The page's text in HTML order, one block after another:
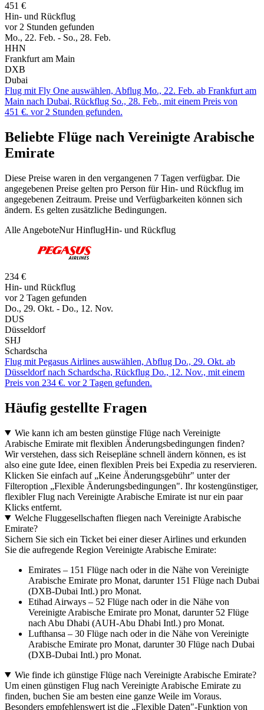
451 €
Hin- und Rückflug
vor 2 Stunden gefunden
Mo., 22. Feb. - So., 28. Feb.
HHN
Frankfurt am Main
DXB
Dubai
Flug mit Fly One auswählen, Abflug Mo., 22. Feb. ab Frankfurt am
Main nach Dubai, Rückflug So., 28. Feb., mit einem Preis von
451 €. vor 2 Stunden gefunden.
Beliebte Flüge nach Vereinigte Arabische
Emirate
Diese Preise waren in den vergangenen 7 Tagen verfügbar. Die
angegebenen Preise gelten pro Person für Hin- und Rückflug im
angegebenen Zeitraum. Preise und Verfügbarkeiten können sich
ändern. Es gelten zusätzliche Bedingungen.
Alle AngeboteNur HinflugHin- und Rückflug
234 €
Hin- und Rückflug
vor 2 Tagen gefunden
Do., 29. Okt. - Do., 12. Nov.
DUS
Düsseldorf
SHJ
Schardscha
Flug mit Pegasus Airlines auswählen, Abflug Do., 29. Okt. ab
Düsseldorf nach Schardscha, Rückflug Do., 12. Nov., mit einem
Preis von 234 €. vor 2 Tagen gefunden.
Häufig gestellte Fragen
Wie kann ich am besten günstige Flüge nach Vereinigte
Arabische Emirate mit flexiblen Änderungsbedingungen finden?
Wir verstehen, dass sich Reisepläne schnell ändern können, es ist
also eine gute Idee, einen flexiblen Preis bei Expedia zu reservieren.
Klicken Sie einfach auf „Keine Änderungsgebühr" unter der
Filteroption „Flexible Änderungsbedingungen". Ihr kostengünstiger,
flexibler Flug nach Vereinigte Arabische Emirate ist nur ein paar
Klicks entfernt.
Welche Fluggesellschaften fliegen nach Vereinigte Arabische
Emirate?
Sichern Sie sich ein Ticket bei einer dieser Airlines und erkunden
Sie die aufregende Region Vereinigte Arabische Emirate:
Emirates – 151 Flüge nach oder in die Nähe von Vereinigte
Arabische Emirate pro Monat, darunter 151 Flüge nach Dubai
(DXB-Dubai Intl.) pro Monat.
Etihad Airways – 52 Flüge nach oder in die Nähe von
Vereinigte Arabische Emirate pro Monat, darunter 52 Flüge
nach Abu Dhabi (AUH-Abu Dhabi Intl.) pro Monat.
Lufthansa – 30 Flüge nach oder in die Nähe von Vereinigte
Arabische Emirate pro Monat, darunter 30 Flüge nach Dubai
(DXB-Dubai Intl.) pro Monat.
Wie finde ich günstige Flüge nach Vereinigte Arabische Emirate?
Um einen günstigen Flug nach Vereinigte Arabische Emirate zu
finden, buchen Sie am besten eine ganze Weile im Voraus.
Besonders empfehlenswert ist die „Flexible Daten"-Funktion von